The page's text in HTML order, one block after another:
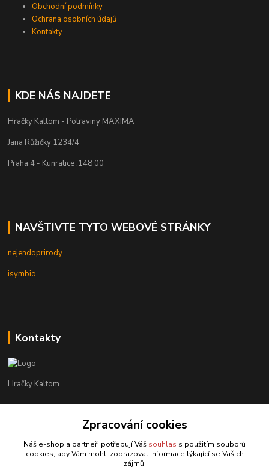
Obchodní podmínky
Ochrana osobních údajů
Kontakty
KDE NÁS NAJDETE
Hračky Kaltom - Potraviny MAXIMA
Jana Růžičky 1234/4
Praha 4 - Kunratice ,148 00
NAVŠTIVTE TYTO WEBOVÉ STRÁNKY
nejendoprirody
isymbio
Kontakty
Hračky Kaltom
+420 777 538 008
hrackykaltom@gmail.com
Zpracování cookies
Náš e-shop a partneři potřebují Váš souhlas s použitím souborů
cookies, aby Vám mohli zobrazovat informace týkající se Vašich
zájmů.